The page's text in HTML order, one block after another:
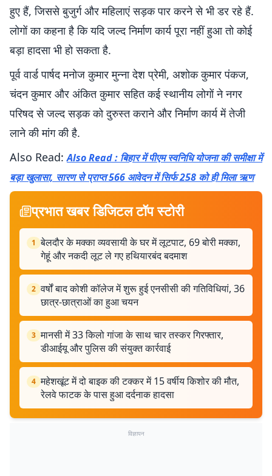
हुए हैं, जिससे बुजुर्ग और महिलाएं सड़क पार करने से भी डर रहे हैं.
लोगों का कहना है कि यदि जल्द निर्माण कार्य पूरा नहीं हुआ तो कोई
बड़ा हादसा भी हो सकता है.
पूर्व वार्ड पार्षद मनोज कुमार मुन्ना देश प्रेमी, अशोक कुमार पंकज,
चंदन कुमार और अंकित कुमार सहित कई स्थानीय लोगों ने नगर
परिषद से जल्द सड़क को दुरुस्त कराने और निर्माण कार्य में तेजी
लाने की मांग की है.
Also Read:Also Read : बिहार में पीएम स्वनिधि योजना की समीक्षा में
बड़ा खुलासा, सारण से प्राप्त 566 आवेदन में सिर्फ 258 को ही मिला ऋण
प्रभात खबर डिजिटल टॉप स्टोरी
1 बेलदौर के मक्का व्यवसायी के घर में लूटपाट, 69 बोरी मक्का,
गेहूं और नकदी लूट ले गए हथियारबंद बदमाश
2 वर्षों बाद कोशी कॉलेज में शुरू हुई एनसीसी की गतिविधियां, 36
छात्र-छात्राओं का हुआ चयन
3 मानसी में 33 किलो गांजा के साथ चार तस्कर गिरफ्तार,
डीआईयू और पुलिस की संयुक्त कार्रवाई
4 महेशखूंट में दो बाइक की टक्कर में 15 वर्षीय किशोर की मौत,
रेलवे फाटक के पास हुआ दर्दनाक हादसा
विज्ञापन